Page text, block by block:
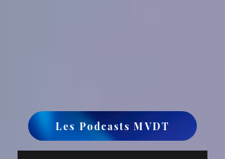
Les Podcasts MVDT